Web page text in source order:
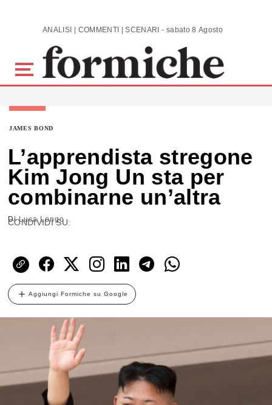
Skip to main content ANALISI | COMMENTI | SCENARI - sabato 8 Agosto 2026
JAMES BOND
L’apprendista stregone
Kim Jong Un sta per
combinarne un’altra
DiLuca Longo
CONDIVIDI SU:
Aggiungi Formiche su Google